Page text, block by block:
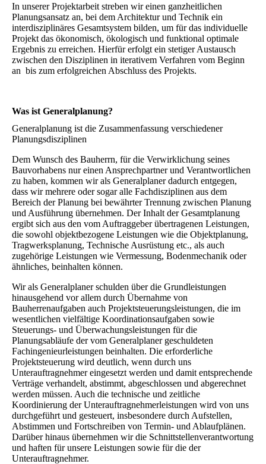
In unserer Projektarbeit streben wir einen ganzheitlichen
Planungsansatz an, bei dem Architektur und Technik ein
interdisziplinäres Gesamtsystem bilden, um für das individuelle
Projekt das ökonomisch, ökologisch und funktional optimale
Ergebnis zu erreichen. Hierfür erfolgt ein stetiger Austausch
zwischen den Disziplinen in iterativem Verfahren vom Beginn
an bis zum erfolgreichen Abschluss des Projekts.
Was ist Generalplanung?
Generalplanung ist die Zusammenfassung verschiedener
Planungsdisziplinen
Dem Wunsch des Bauherrn, für die Verwirklichung seines
Bauvorhabens nur einen Ansprechpartner und Verantwortlichen
zu haben, kommen wir als Generalplaner dadurch entgegen,
dass wir mehrere oder sogar alle Fachdisziplinen aus dem
Bereich der Planung bei bewährter Trennung zwischen Planung
und Ausführung übernehmen. Der Inhalt der Gesamtplanung
ergibt sich aus den vom Auftraggeber übertragenen Leistungen,
die sowohl objektbezogene Leistungen wie die Objektplanung,
Tragwerksplanung, Technische Ausrüstung etc., als auch
zugehörige Leistungen wie Vermessung, Bodenmechanik oder
ähnliches, beinhalten können.
Wir als Generalplaner schulden über die Grundleistungen
hinausgehend vor allem durch Übernahme von
Bauherrenaufgaben auch Projektsteuerungsleistungen, die im
wesentlichen vielfältige Koordinationsaufgaben sowie
Steuerungs- und Überwachungsleistungen für die
Planungsabläufe der vom Generalplaner geschuldeten
Fachingenieurleistungen beinhalten. Die erforderliche
Projektsteuerung wird deutlich, wenn durch uns
Unterauftragnehmer eingesetzt werden und damit entsprechende
Verträge verhandelt, abstimmt, abgeschlossen und abgerechnet
werden müssen. Auch die technische und zeitliche
Koordinierung der Unterauftragnehmerleistungen wird von uns
durchgeführt und gesteuert, insbesondere durch Aufstellen,
Abstimmen und Fortschreiben von Termin- und Ablaufplänen.
Darüber hinaus übernehmen wir die Schnittstellenverantwortung
und haften für unsere Leistungen sowie für die der
Unterauftragnehmer.